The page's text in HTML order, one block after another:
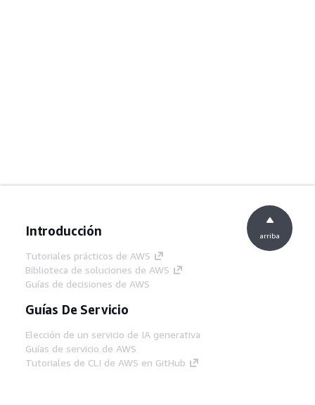
Introducción
Tutoriales prácticos de AWS
Biblioteca de soluciones de AWS
Guías de decisiones de AWS
Guías De Servicio
Elección de un servicio de IA generativa
Guías de servicio de AWS
Tutoriales de CLI de AWS en GitHub
arriba